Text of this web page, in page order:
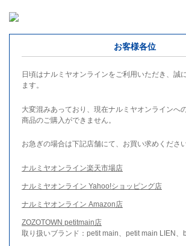
お客様各位
日頃はナルミヤオンラインをご利用いただき、誠
ます。
大変混みあっており、現在ナルミヤオンラインへ
商品のご購入ができません。
お急ぎの場合は下記店舗にて、お買い求めください
ナルミヤオンライン楽天市場店
ナルミヤオンライン Yahoo!ショッピング店
ナルミヤオンライン Amazon店
ZOZOTOWN petitmain店
取り扱いブランド：petit main、petit main LIEN、